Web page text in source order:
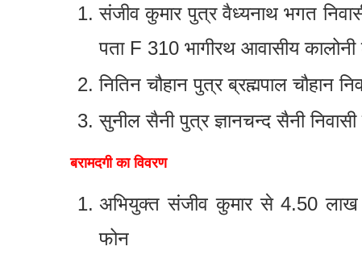
संजीव कुमार पुत्र वैध्यनाथ भगत
पता F 310 भागीरथ आवासीय
नितिन चौहान पुत्र ब्रह्मपाल चौहान
सुनील सैनी पुत्र ज्ञानचन्द सैनी निवासी
बरामदगी का विवरण
अभियुक्त संजीव कुमार से 4.50
फोन